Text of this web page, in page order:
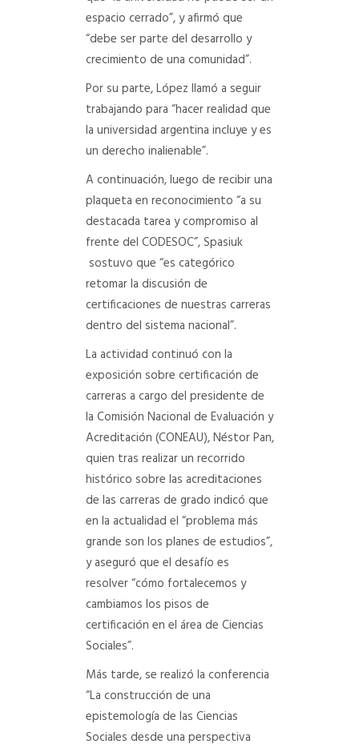
espacio cerrado”, y afirmó que
“debe ser parte del desarrollo y
crecimiento de una comunidad”.
Por su parte, López llamó a seguir
trabajando para “hacer realidad que
la universidad argentina incluye y es
un derecho inalienable”.
A continuación, luego de recibir una
plaqueta en reconocimiento “a su
destacada tarea y compromiso al
frente del CODESOC”, Spasiuk
sostuvo que “es categórico
retomar la discusión de
certificaciones de nuestras carreras
dentro del sistema nacional”.
La actividad continuó con la
exposición sobre certificación de
carreras a cargo del presidente de
la Comisión Nacional de Evaluación y
Acreditación (CONEAU), Néstor Pan,
quien tras realizar un recorrido
histórico sobre las acreditaciones
de las carreras de grado indicó que
en la actualidad el “problema más
grande son los planes de estudios”,
y aseguró que el desafío es
resolver “cómo fortalecemos y
cambiamos los pisos de
certificación en el área de Ciencias
Sociales”.
Más tarde, se realizó la conferencia
“La construcción de una
epistemología de las Ciencias
Sociales desde una perspectiva